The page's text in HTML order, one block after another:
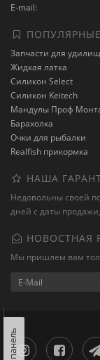
E-mail:
Запчасти для удилищ
Жидкая латка
Силикон Select
Силикон Keitech
Мандулы Проф
Барахолка
Очки для рыбалки
Realfish прикормка
НАША
Недовольны своей
дней с даты
НОВОСТНАЯ
Мы пришлем вам